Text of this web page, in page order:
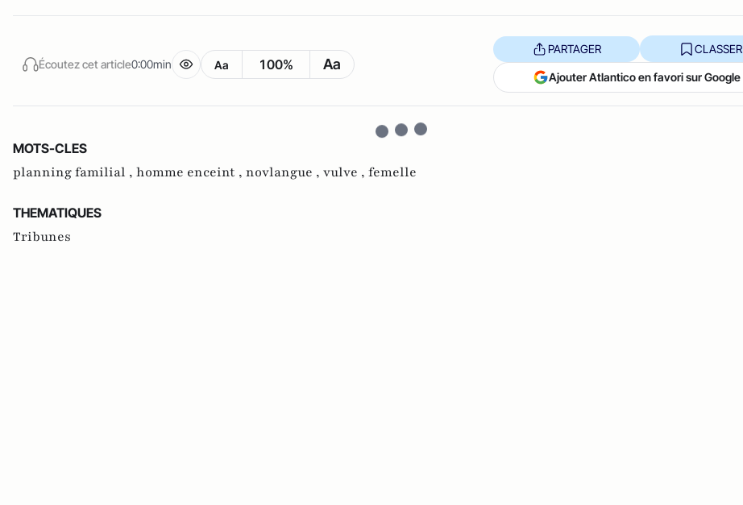
Écoutez cet article0:00min Aa 100% Aa
PARTAGER CLASSER
Ajouter Atlantico en favori sur Google
MOTS-CLES
planning familial , homme enceint , novlangue , vulve , femelle
THEMATIQUES
Tribunes